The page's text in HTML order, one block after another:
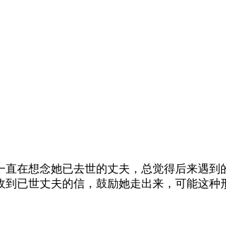
在想念她已去世的丈夫，总觉得后来遇
已世丈夫的信，鼓励她走出来，可能这种